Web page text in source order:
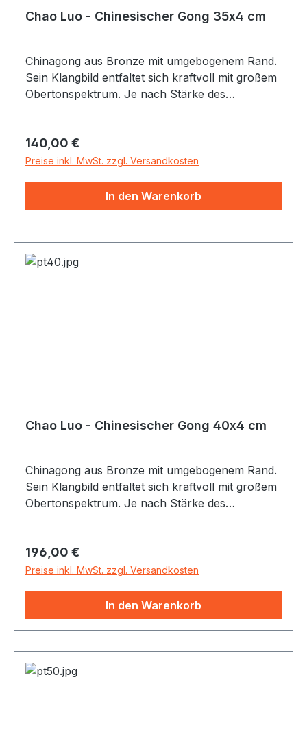
Chao Luo - Chinesischer Gong 35x4 cm
Chinagong aus Bronze mit umgebogenem Rand.
Sein Klangbild entfaltet sich kraftvoll mit großem
Obertonspektrum. Je nach Stärke des
entlocken - vom starken Bässen bis zu sirrenden
Obertönen. Alle Gongs inkl. Gongschlägel
Regulärer Preis:
140,00 €
Preise inkl. MwSt. zzgl. Versandkosten
In den Warenkorb
Chao Luo - Chinesischer Gong 40x4 cm
Chinagong aus Bronze mit umgebogenem Rand.
Sein Klangbild entfaltet sich kraftvoll mit großem
Obertonspektrum. Je nach Stärke des
entlocken - vom starken Bässen bis zu sirrenden
Obertönen. Alle Gongs inkl. Gongschlägel
Regulärer Preis:
196,00 €
Preise inkl. MwSt. zzgl. Versandkosten
In den Warenkorb